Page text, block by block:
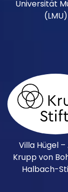
Universität
(LMU)
Villa Hügel
Krupp von
Halbach-